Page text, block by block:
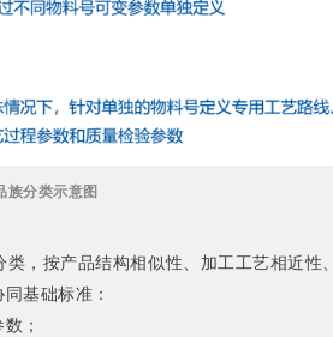
分类示意图
，按产品结构相似性、加工工艺相近性、
基础标准：
；